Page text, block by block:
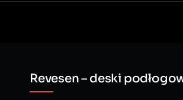
Revesen – deski